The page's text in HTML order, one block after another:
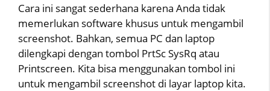
Cara ini sangat sederhana karena Anda tidak
memerlukan software khusus untuk mengambil
screenshot. Bahkan, semua PC dan laptop
dilengkapi dengan tombol PrtSc SysRq atau
Printscreen. Kita bisa menggunakan tombol ini
untuk mengambil screenshot di layar laptop kita.